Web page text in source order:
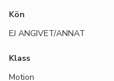
Kön
EJ ANGIVET/ANNAT
Klass
Motion